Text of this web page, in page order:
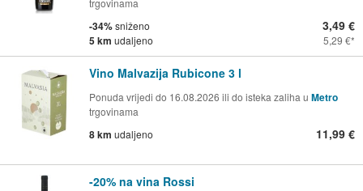
trgovinama
-34%sniženo
5 km udaljeno
3,49 €
5,29 €
Vino Malvazija Rubicone 3 l
Ponuda vrijedi do 16.08.2026 ili do isteka zaliha u Metro
trgovinama
8 km udaljeno 11,99 €
-20% na vina Rossi